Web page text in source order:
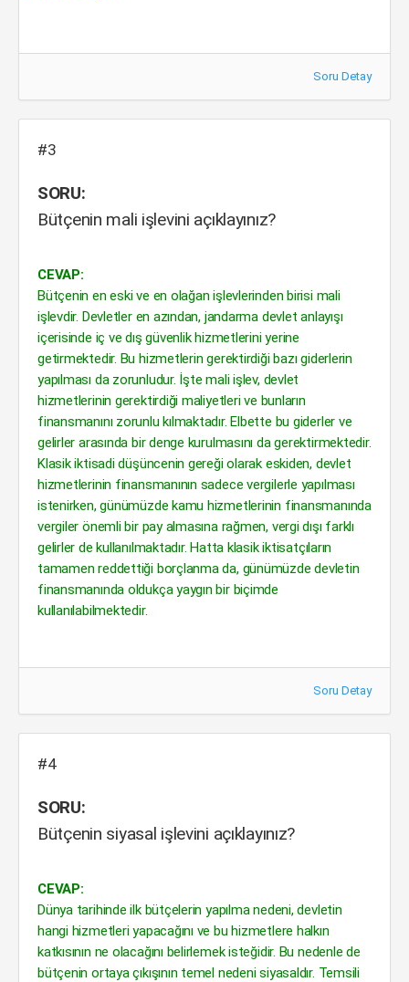
Soru Detay
#3
SORU:
Bütçenin mali işlevini açıklayınız?
CEVAP:
Bütçenin en eski ve en olağan işlevlerinden birisi mali
işlevdir. Devletler en azından, jandarma devlet anlayışı
içerisinde iç ve dış güvenlik hizmetlerini yerine
getirmektedir. Bu hizmetlerin gerektirdiği bazı giderlerin
yapılması da zorunludur. İşte mali işlev, devlet
hizmetlerinin gerektirdiği maliyetleri ve bunların
finansmanını zorunlu kılmaktadır. Elbette bu giderler ve
gelirler arasında bir denge kurulmasını da gerektirmektedir.
Klasik iktisadi düşüncenin gereği olarak eskiden, devlet
hizmetlerinin finansmanının sadece vergilerle yapılması
istenirken, günümüzde kamu hizmetlerinin finansmanında
vergiler önemli bir pay almasına rağmen, vergi dışı farklı
gelirler de kullanılmaktadır. Hatta klasik iktisatçıların
tamamen reddettiği borçlanma da, günümüzde devletin
finansmanında oldukça yaygın bir biçimde
kullanılabilmektedir.
Soru Detay
#4
SORU:
Bütçenin siyasal işlevini açıklayınız?
CEVAP:
Dünya tarihinde ilk bütçelerin yapılma nedeni, devletin
hangi hizmetleri yapacağını ve bu hizmetlere halkın
katkısının ne olacağını belirlemek isteğidir. Bu nedenle de
bütçenin ortaya çıkışının temel nedeni siyasaldır. Temsili